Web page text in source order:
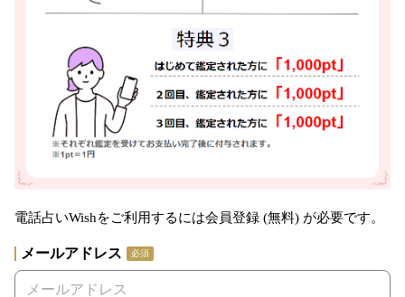
電話占いWishをご利用するには会員登録 (無料) が必要です。
メールアドレス 必須